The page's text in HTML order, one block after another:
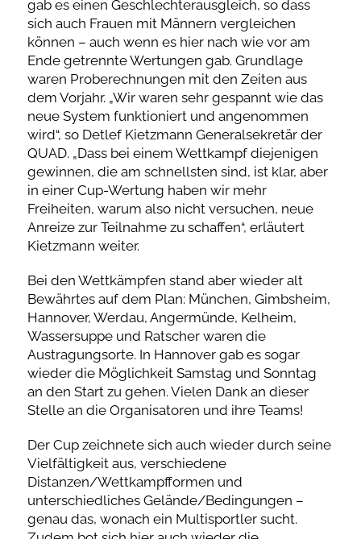
gab es einen Geschlechterausgleich, so dass
sich auch Frauen mit Männern vergleichen
können – auch wenn es hier nach wie vor am
Ende getrennte Wertungen gab. Grundlage
waren Proberechnungen mit den Zeiten aus
dem Vorjahr. „Wir waren sehr gespannt wie das
neue System funktioniert und angenommen
wird“, so Detlef Kietzmann Generalsekretär der
QUAD. „Dass bei einem Wettkampf diejenigen
gewinnen, die am schnellsten sind, ist klar, aber
in einer Cup-Wertung haben wir mehr
Freiheiten, warum also nicht versuchen, neue
Anreize zur Teilnahme zu schaffen“, erläutert
Kietzmann weiter.
Bei den Wettkämpfen stand aber wieder alt
Bewährtes auf dem Plan: München, Gimbsheim,
Hannover, Werdau, Angermünde, Kelheim,
Wassersuppe und Ratscher waren die
Austragungsorte. In Hannover gab es sogar
wieder die Möglichkeit Samstag und Sonntag
an den Start zu gehen. Vielen Dank an dieser
Stelle an die Organisatoren und ihre Teams!
Der Cup zeichnete sich auch wieder durch seine
Vielfältigkeit aus, verschiedene
Distanzen/Wettkampfformen und
unterschiedliches Gelände/Bedingungen –
genau das, wonach ein Multisportler sucht.